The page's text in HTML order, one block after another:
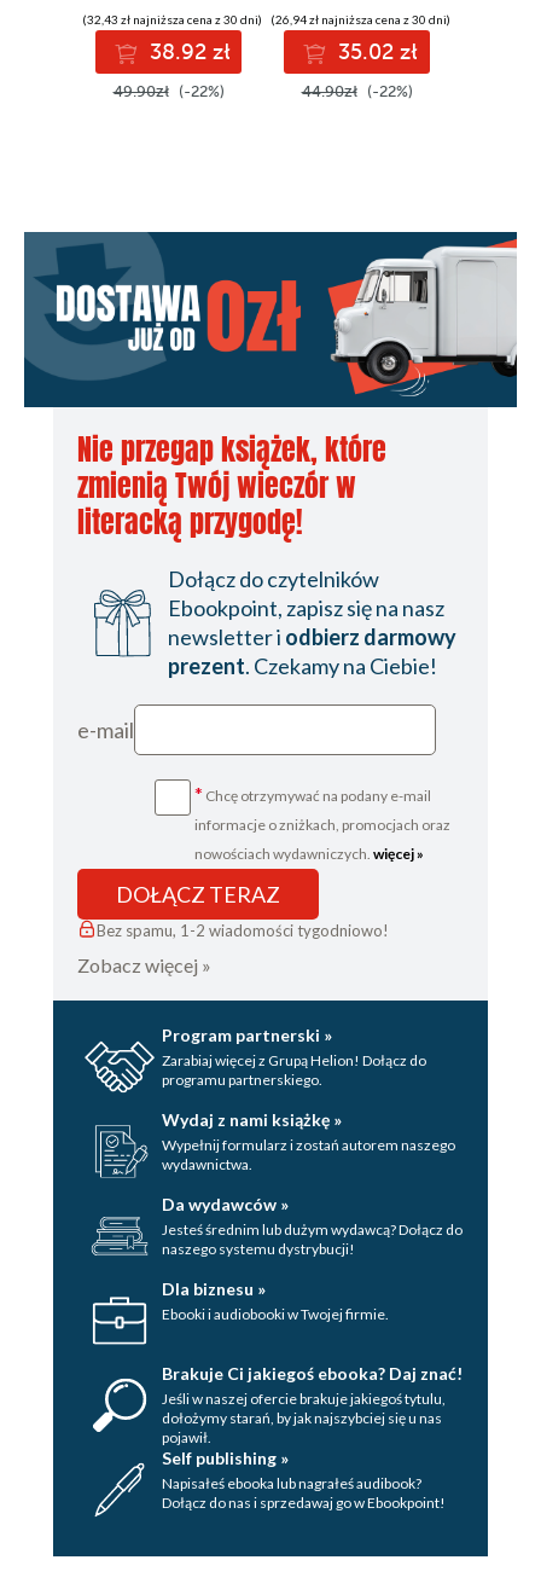
(32,43 zł najniższa cena z 30 dni)
38.92 zł
49.90zł (-22%)
(26,94 zł najniższa cena z 30 dni)
35.02 zł
44.90zł (-22%)
Nie przegap książek, które
zmienią Twój wieczór w
literacką przygodę!
Dołącz do czytelników
Ebookpoint, zapisz się na nasz
newsletter i odbierz darmowy
prezent. Czekamy na Ciebie!
e-mail
* Chcę otrzymywać na podany e-mail
informacje o zniżkach, promocjach oraz
nowościach wydawniczych. więcej »
DOŁĄCZ TERAZ
Bez spamu, 1-2 wiadomości tygodniowo!
Zobacz więcej »
Program partnerski »
Zarabiaj więcej z Grupą Helion! Dołącz do
programu partnerskiego.
Wydaj z nami książkę »
Wypełnij formularz i zostań autorem naszego
wydawnictwa.
Da wydawców »
Jesteś średnim lub dużym wydawcą? Dołącz do
naszego systemu dystrybucji!
Dla biznesu »
Ebooki i audiobooki w Twojej firmie.
Brakuje Ci jakiegoś ebooka? Daj znać!
Jeśli w naszej ofercie brakuje jakiegoś tytulu,
dołożymy starań, by jak najszybciej się u nas
pojawił.
Self publishing »
Napisałeś ebooka lub nagrałeś audibook?
Dołącz do nas i sprzedawaj go w Ebookpoint!